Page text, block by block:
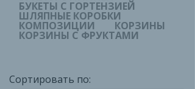
БУКЕТЫ С ГОРТЕНЗИЕЙ
ШЛЯПНЫЕ КОРОБКИ
КОМПОЗИЦИИ КОРЗИНЫ
КОРЗИНЫ С ФРУКТАМИ
Сортировать по: